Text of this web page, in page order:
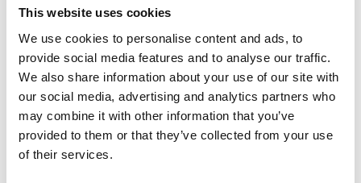
This website uses cookies
We use cookies to personalise content and ads, to
provide social media features and to analyse our traffic.
We also share information about your use of our site with
our social media, advertising and analytics partners who
may combine it with other information that you’ve
provided to them or that they’ve collected from your use
of their services.
av handgjort papper samt ett bassortiment för den
konsthantverk av våra medlemmar.
Kurser och utställningar
Varje termin anordnas helgkurser och kortare kurser
med teman som kaligrafi, bokbinderi, kartongtryck,
collage. Egna förslag är välkomna. Kurserna vänder